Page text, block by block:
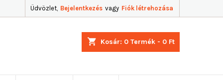
Üdvözlet, Bejelentkezés vagy Fiók létrehozása
shopping_cart Kosár: 0 Termék - 0 Ft